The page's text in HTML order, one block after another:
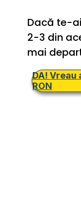
DA!
RON
Dacă te-
2-3 din
mai